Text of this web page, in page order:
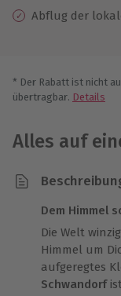
Abflug der
* Der Rabatt ist nicht
übertragbar. Details
Alles auf
Dem Himmel
Die Welt
Himmel um
aufgeregtes
Schwandorf